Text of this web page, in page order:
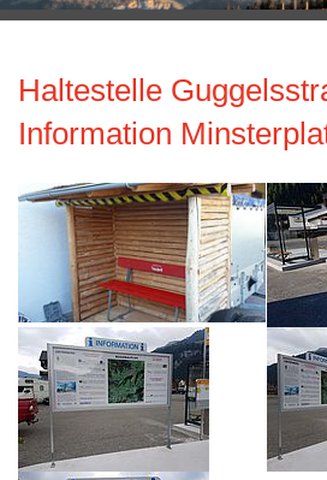
Haltestelle
Information